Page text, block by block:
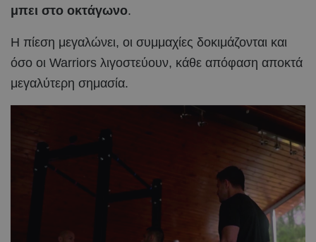
μπει στο οκτάγωνο.
Η πίεση μεγαλώνει, οι συμμαχίες δοκιμάζονται και
όσο οι Warriors λιγοστεύουν, κάθε απόφαση αποκτά
μεγαλύτερη σημασία.